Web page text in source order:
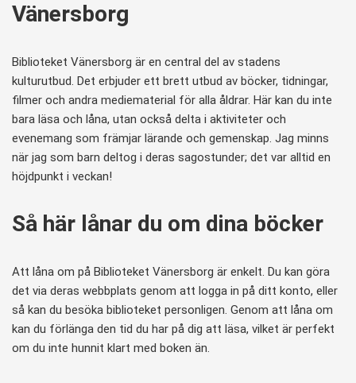
Vänersborg
Biblioteket Vänersborg är en central del av stadens
kulturutbud. Det erbjuder ett brett utbud av böcker, tidningar,
filmer och andra mediematerial för alla åldrar. Här kan du inte
bara läsa och låna, utan också delta i aktiviteter och
evenemang som främjar lärande och gemenskap. Jag minns
när jag som barn deltog i deras sagostunder; det var alltid en
höjdpunkt i veckan!
Så här lånar du om dina böcker
Att låna om på Biblioteket Vänersborg är enkelt. Du kan göra
det via deras webbplats genom att logga in på ditt konto, eller
så kan du besöka biblioteket personligen. Genom att låna om
kan du förlänga den tid du har på dig att läsa, vilket är perfekt
om du inte hunnit klart med boken än.